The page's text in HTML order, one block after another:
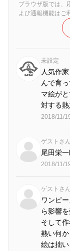
ブラウザ版では、
よび通報機能はご
未設定
人気作
んで育
マ絵が
対する
2018/11/
ゲストさん
尾田栄
2018/11/
ゲストさん
ワンピ
ら影響
そして
熱い何
絵は拙